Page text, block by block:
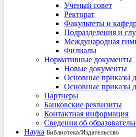
Ученый совет
Ректорат
Факультеты и
Подразделения и
Международная
Филиалы
Нормативные документы
Новые документы
Основные приказы
Основные приказы
Партнеры
Банковские реквизиты
Контактная информация
Сведения об
Наука Библиотека/Издательство